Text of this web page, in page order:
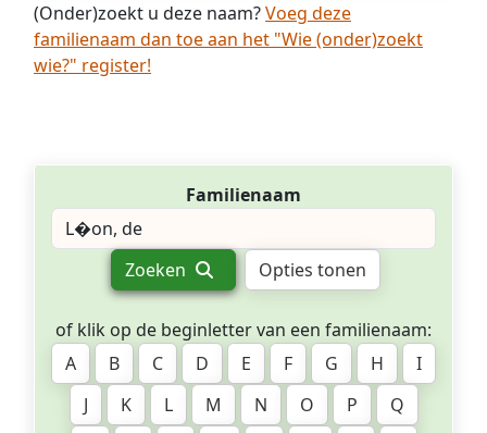
(Onder)zoekt u deze naam?Voeg deze
familienaam dan toe aan het "Wie (onder)zoekt
wie?" register!
Familienaam
Zoeken Opties tonen
of klik op de beginletter van een familienaam:
A
B C D E F G H
I
J
K L M N O P
Q